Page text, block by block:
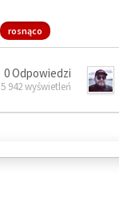
rosnąco
0 Odpowiedzi
5 942 wyświetleń